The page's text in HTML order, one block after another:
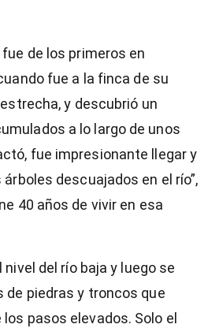
fue de los primeros en
fue a la finca de su
y descubrió un
a lo largo de unos
fue impresionante llegar y
descuajados en el río”,
40 años de vivir en esa
del río baja y luego se
de piedras y troncos que
pasos elevados. Solo el